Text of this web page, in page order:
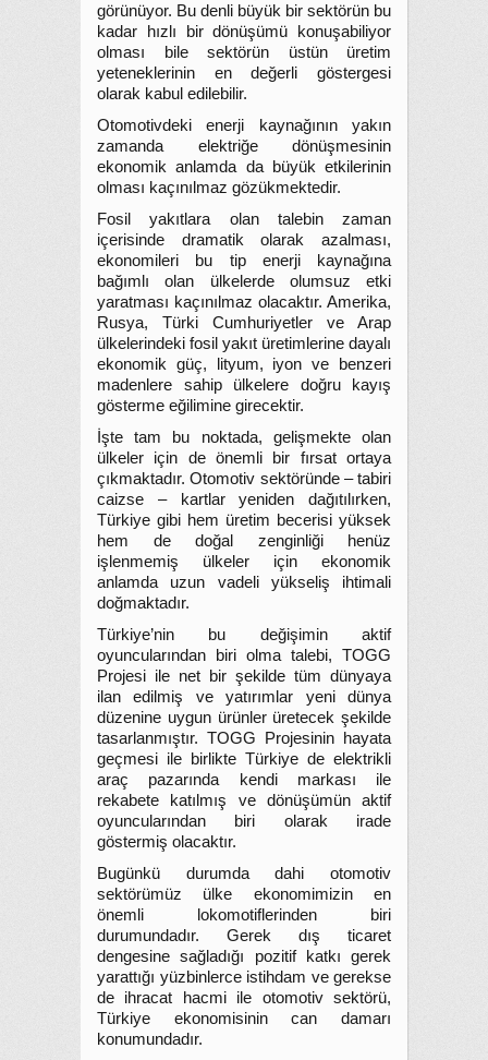
görünüyor. Bu denli büyük bir sektörün bu
kadar hızlı bir dönüşümü konuşabiliyor
olması bile sektörün üstün üretim
yeteneklerinin en değerli göstergesi
olarak kabul edilebilir.
Otomotivdeki enerji kaynağının yakın
zamanda elektriğe dönüşmesinin
ekonomik anlamda da büyük etkilerinin
olması kaçınılmaz gözükmektedir.
Fosil yakıtlara olan talebin zaman
içerisinde dramatik olarak azalması,
ekonomileri bu tip enerji kaynağına
bağımlı olan ülkelerde olumsuz etki
yaratması kaçınılmaz olacaktır. Amerika,
Rusya, Türki Cumhuriyetler ve Arap
ülkelerindeki fosil yakıt üretimlerine dayalı
ekonomik güç, lityum, iyon ve benzeri
madenlere sahip ülkelere doğru kayış
gösterme eğilimine girecektir.
İşte tam bu noktada, gelişmekte olan
ülkeler için de önemli bir fırsat ortaya
çıkmaktadır. Otomotiv sektöründe – tabiri
caizse – kartlar yeniden dağıtılırken,
Türkiye gibi hem üretim becerisi yüksek
hem de doğal zenginliği henüz
işlenmemiş ülkeler için ekonomik
anlamda uzun vadeli yükseliş ihtimali
doğmaktadır.
Türkiye’nin bu değişimin aktif
oyuncularından biri olma talebi, TOGG
Projesi ile net bir şekilde tüm dünyaya
ilan edilmiş ve yatırımlar yeni dünya
düzenine uygun ürünler üretecek şekilde
tasarlanmıştır. TOGG Projesinin hayata
geçmesi ile birlikte Türkiye de elektrikli
araç pazarında kendi markası ile
rekabete katılmış ve dönüşümün aktif
oyuncularından biri olarak irade
göstermiş olacaktır.
Bugünkü durumda dahi otomotiv
sektörümüz ülke ekonomimizin en
önemli lokomotiflerinden biri
durumundadır. Gerek dış ticaret
dengesine sağladığı pozitif katkı gerek
yarattığı yüzbinlerce istihdam ve gerekse
de ihracat hacmi ile otomotiv sektörü,
Türkiye ekonomisinin can damarı
konumundadır.